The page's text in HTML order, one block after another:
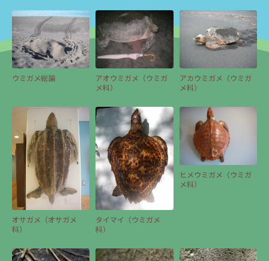
ウミガメ総論
アオウミガメ（ウミガ
メ科）
アカウミガメ（ウミガ
メ科）
オサガメ（オサガメ
科）
タイマイ（ウミガメ
科）
ヒメウミガメ（ウミガ
メ科）